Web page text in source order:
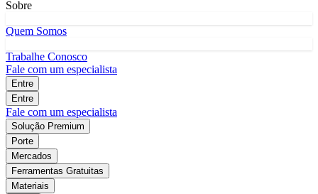
Sobre
Quem Somos
Trabalhe Conosco
Fale com um especialista
Entre
Entre
Fale com um especialista
Solução Premium
Porte
Mercados
Ferramentas Gratuitas
Materiais